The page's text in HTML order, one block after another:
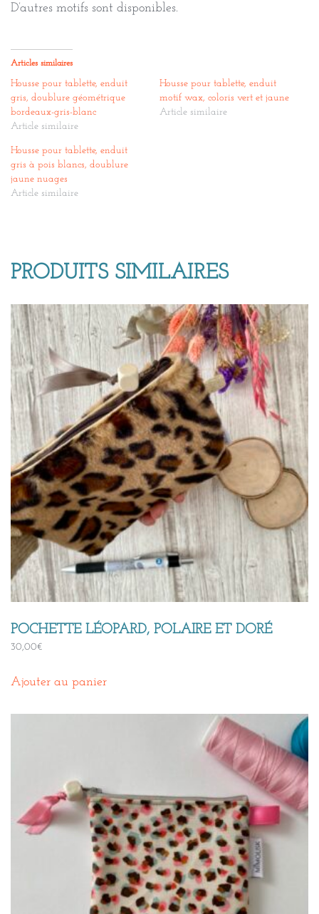
D’autres motifs sont disponibles.
Articles similaires
Housse pour tablette, enduit
gris, doublure géométrique
bordeaux-gris-blanc
Article similaire
Housse pour tablette, enduit
motif wax, coloris vert et jaune
Article similaire
Housse pour tablette, enduit
gris à pois blancs, doublure
jaune nuages
Article similaire
PRODUITS SIMILAIRES
POCHETTE LÉOPARD, POLAIRE ET DORÉ
30,00€
Ajouter au panier